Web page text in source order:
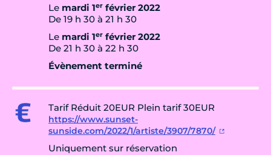
Le mardi 1er février 2022
De 19 h 30 à 21 h 30
Le mardi 1er février 2022
De 21 h 30 à 22 h 30
Évènement terminé
Tarif Réduit 20EUR Plein tarif 30EUR
https://www.sunset-
sunside.com/2022/1/artiste/3907/7870/
Uniquement sur réservation